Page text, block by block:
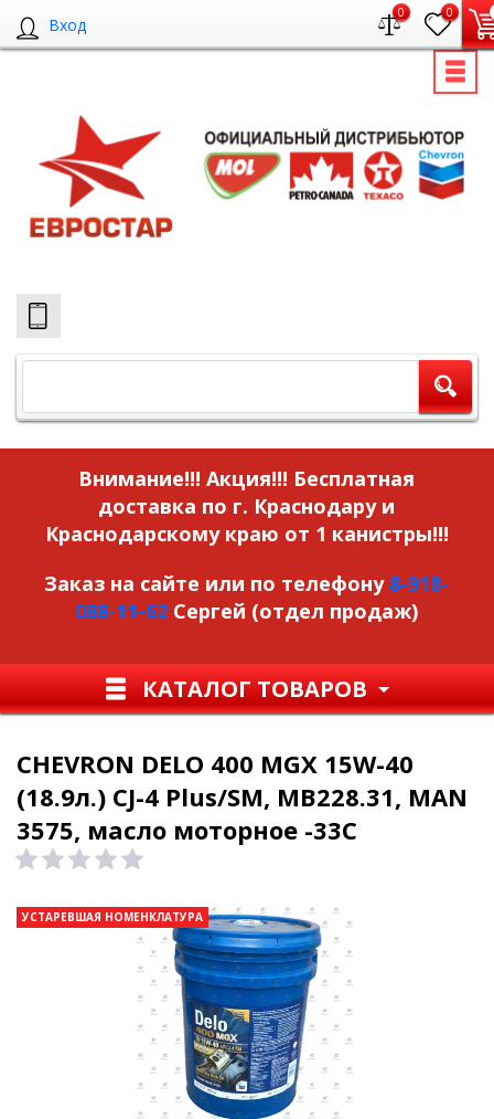
Вход
0 0
Внимание!!! Акция!!! Бесплатная
доставка по г. Краснодару и
Краснодарскому краю от 1 канистры!!!
Заказ на сайте или по телефону 8-918-
088-11-62 Сергей (отдел продаж)
КАТАЛОГ ТОВАРОВ
CHEVRON DELO 400 MGX 15W-40
(18.9л.) CJ-4 Plus/SM, MB228.31, MAN
3575, масло моторное -33C
УСТАРЕВШАЯ НОМЕНКЛАТУРА